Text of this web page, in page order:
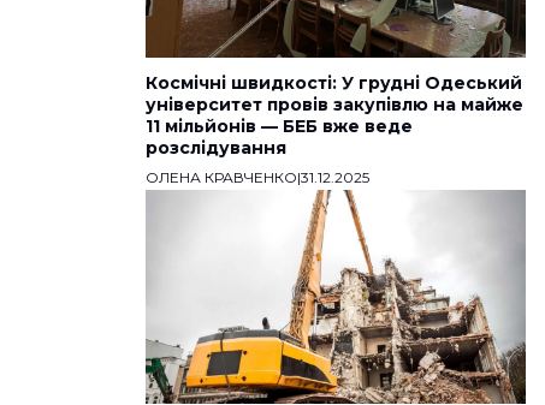
Космічні швидкості: У грудні Одеський
університет провів закупівлю на майже
11 мільйонів — БЕБ вже веде
розслідування
ОЛЕНА КРАВЧЕНКО|31.12.2025